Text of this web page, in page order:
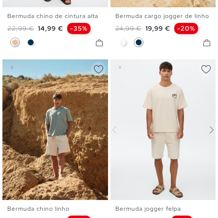
Bermuda chino de cintura alta
Preço normal
22,99 € Preço
14,99 € -35%
BegeAzul Marinho
M L
Bermuda cargo jogger de linho
Preço normal
24,99 € Preço
19,99 € -20%
BrancoAzul Marinho
L XL
Bermuda chino linho
S L XL
Bermuda jogger felpa